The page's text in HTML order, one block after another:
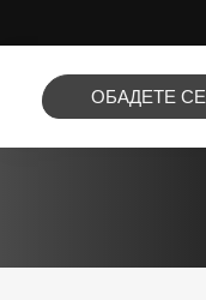
ОБАДЕТЕ СЕ